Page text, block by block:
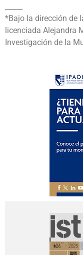
*Bajo la dirección de
licenciada Alejandra
Investigación de la